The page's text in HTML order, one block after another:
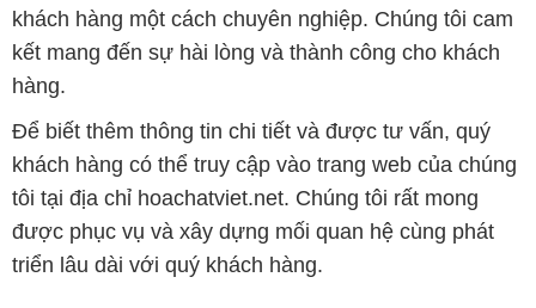
khách hàng một cách chuyên nghiệp. Chúng tôi cam
kết mang đến sự hài lòng và thành công cho khách
hàng.
Để biết thêm thông tin chi tiết và được tư vấn, quý
khách hàng có thể truy cập vào trang web của chúng
tôi tại địa chỉ hoachatviet.net. Chúng tôi rất mong
được phục vụ và xây dựng mối quan hệ cùng phát
triển lâu dài với quý khách hàng.